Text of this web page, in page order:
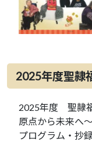
2025年度聖隷
2025年度 聖隷
原点から未来へ
プログラム・抄録